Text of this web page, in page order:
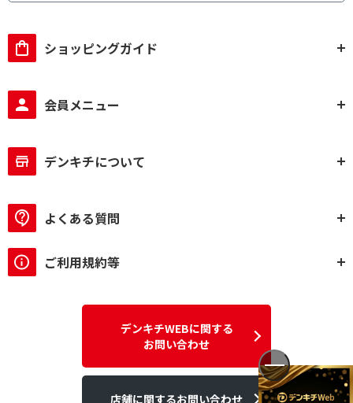
ショッピングガイド
会員メニュー
デンキチについて
よくある質問
ご利用規約等
デンキチWEBに関する
お問い合わせ
店舗に関するお問い合わせ